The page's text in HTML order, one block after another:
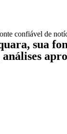
confiável de
sua